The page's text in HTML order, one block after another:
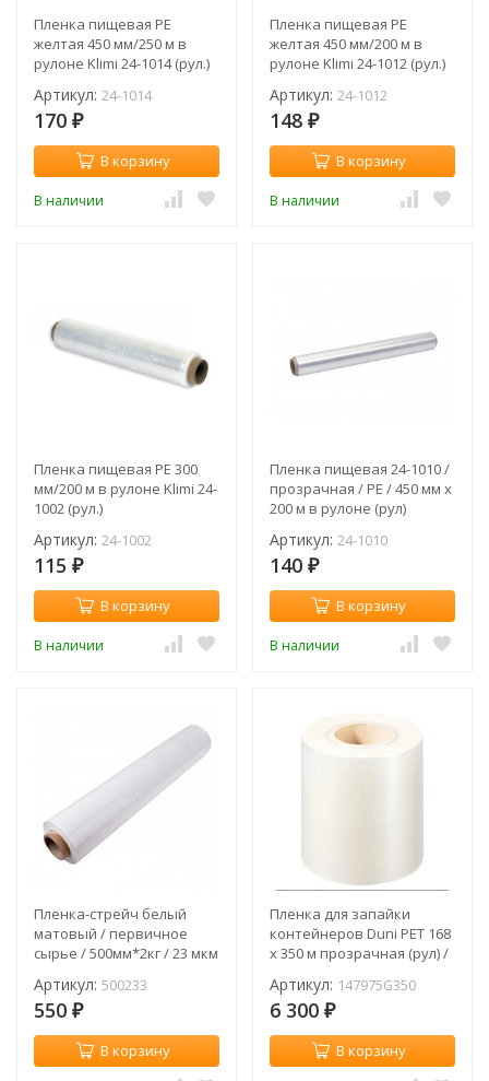
Пленка пищевая PE
желтая 450 мм/250 м в
рулоне Klimi 24-1014 (рул.)
Артикул: 24-1014
170 ₽
В корзину
В наличии
Пленка пищевая PE
желтая 450 мм/200 м в
рулоне Klimi 24-1012 (рул.)
Артикул: 24-1012
148 ₽
В корзину
В наличии
Пленка пищевая PE 300
мм/200 м в рулоне Klimi 24-
1002 (рул.)
Артикул: 24-1002
115 ₽
В корзину
В наличии
Пленка пищевая 24-1010 /
прозрачная / PE / 450 мм х
200 м в рулоне (рул)
Артикул: 24-1010
140 ₽
В корзину
В наличии
Пленка-стрейч белый
матовый / первичное
сырье / 500мм*2кг / 23 мкм
Артикул: 500233
550 ₽
В корзину
Пленка для запайки
контейнеров Duni PET 168
х 350 м прозрачная (рул) /
Артикул: 147975G350
6 300 ₽
В корзину